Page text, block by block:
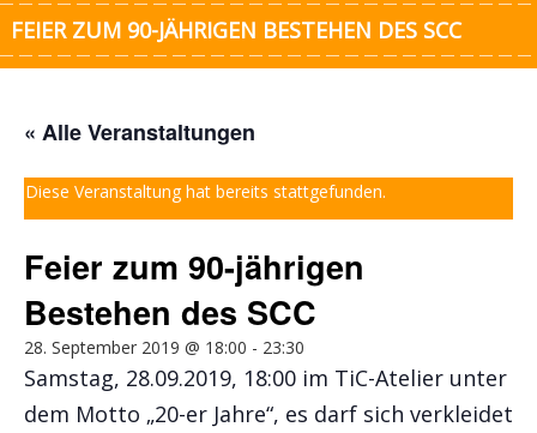
FEIER ZUM 90-JÄHRIGEN BESTEHEN DES SCC
« Alle Veranstaltungen
Diese Veranstaltung hat bereits stattgefunden.
Feier zum 90-jährigen
Bestehen des SCC
28. September 2019 @ 18:00 - 23:30
Samstag, 28.09.2019, 18:00 im TiC-Atelier unter
dem Motto „20-er Jahre“, es darf sich verkleidet